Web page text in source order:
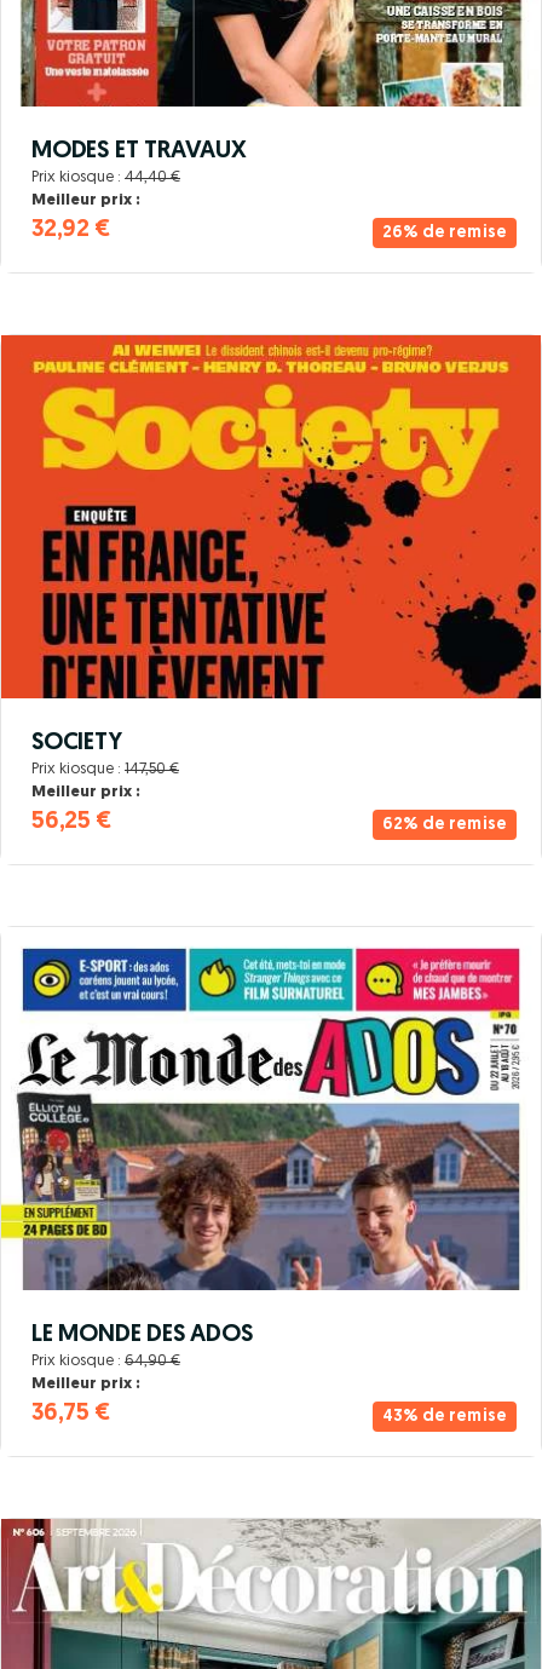
26% de remise
MODES ET TRAVAUX
Prix kiosque : 44,40 €
Meilleur prix :
32,92 €
62% de remise
SOCIETY
Prix kiosque : 147,50 €
Meilleur prix :
56,25 €
43% de remise
LE MONDE DES ADOS
Prix kiosque : 64,90 €
Meilleur prix :
36,75 €